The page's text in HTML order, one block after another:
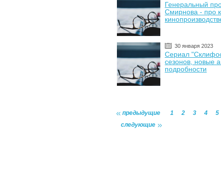
Генеральный
Смирнова - про
30 января 2023
Сериал
сезонов, новые
подробности
предыдущие 1 2 3 4
5
следующие